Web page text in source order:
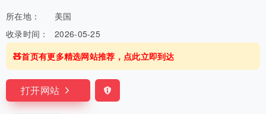
所在地：
美国
收录时间：
2026-05-25
🧸首页有更多精选网站推荐，点此立即到达
打开网站